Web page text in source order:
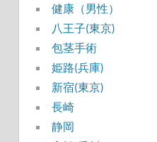
健康（男性）
八王子(東京)
包茎手術
姫路(兵庫)
新宿(東京)
長崎
静岡